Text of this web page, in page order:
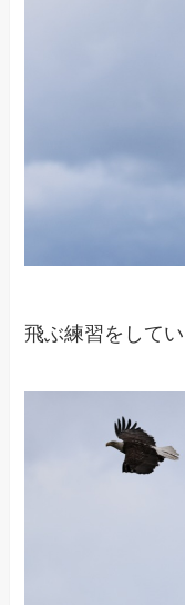
飛ぶ練習をして